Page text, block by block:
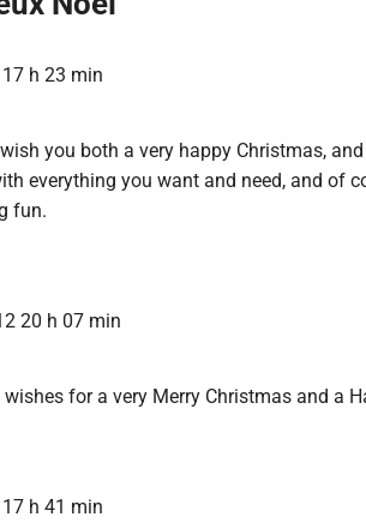
h 23 min
you both a very happy Christmas,
everything you want and need, and of
fun.
20 h 07 min
for a very Merry Christmas and a
h 41 min